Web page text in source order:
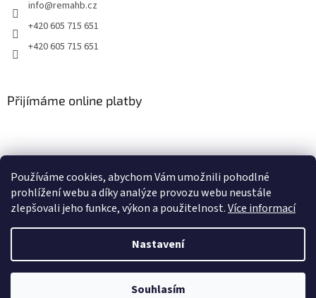
Používáme cookies, abychom Vám umožnili pohodlné
prohlížení webu a díky analýze provozu webu neustále
zlepšovali jeho funkce, výkon a použitelnost.Více informací
Nastavení
Souhlasím
info@remahb.cz
+420 605 715 651
+420 605 715 651
Přijímáme online platby
Vytvořil Shoptet
RemaHB. Všechna práva vyhrazena.